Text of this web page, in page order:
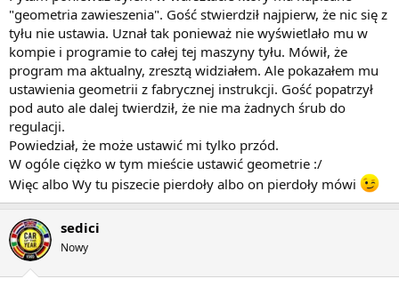
"geometria zawieszenia". Gość stwierdził najpierw, że nic się z
tyłu nie ustawia. Uznał tak ponieważ nie wyświetlało mu w
kompie i programie to całej tej maszyny tyłu. Mówił, że
program ma aktualny, zresztą widziałem. Ale pokazałem mu
ustawienia geometrii z fabrycznej instrukcji. Gość popatrzył
pod auto ale dalej twierdził, że nie ma żadnych śrub do
regulacji.
Powiedział, że może ustawić mi tylko przód.
W ogóle ciężko w tym mieście ustawić geometrie :/
Więc albo Wy tu piszecie pierdoły albo on pierdoły mówi
sedici
Nowy